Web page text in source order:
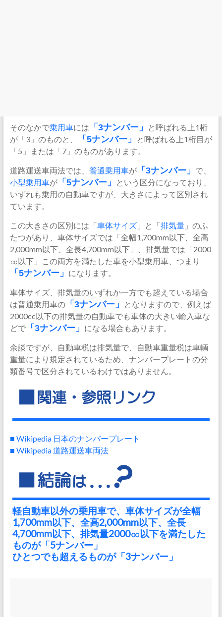
そのなかで乗用車には 「 3ナンバー」
と呼ばれる上1桁
が「3」のものと、
「 5ナンバー」
と呼ばれる上1桁目が
「5」または「7」のものがあります。
道路運送車両法では、 普通乗用車が「3ナンバー」 で、
小型乗用車が「5ナンバー」
という区分になっており、
いずれも乗用の自動車ですが、大きさによって区別され
ています。
この大きさの区別には「車体サイズ」と「排気量」のふ
たつがあり、車体サイズでは「全幅1,700mm以下、全高
2,000mm以下、全長4,700mm以下」、排気量では「2000
㏄以下」この両方を満たした車を小型乗用車、つまり
「5ナンバー」 になります。
車体サイズ、排気量のいずれか一方でも超えている場合
は普通乗用車の「3ナンバー」
となりますので、例えば
2000cc以下の排気量の自動車でも車体の大きい輸入車な
どで「3ナンバー」 になる場合もあります。
余談ですが、自動車税は排気量で、自動車重量税は車輌
重量により規定されているため、ナンバープレートの分
類番号で区分されているわけではありません。
■ Wikipedia 日本のナンバープレート
■ Wikipedia 道路運送車両法
軽自動車以外の乗用車で、車体サイズが全幅
1,700mm以下、全高2,000mm以下、全長
4,700mm以下、排気量2000㏄以下を満たした
ものが「5ナンバー」
ひとつでも超えるものが「3ナンバー」